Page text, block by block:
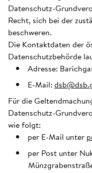
Datenschutz-
Recht, sich bei der
beschweren.
Die Kontaktdaten der
Datenschutzbehörde
Adresse:
E-Mail:
Für die
Datenschutz-
wie folgt:
per E-Mail unter
per Post unter